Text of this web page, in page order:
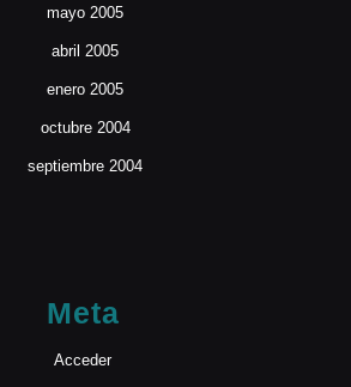
mayo 2005
abril 2005
enero 2005
octubre 2004
septiembre 2004
Meta
Acceder